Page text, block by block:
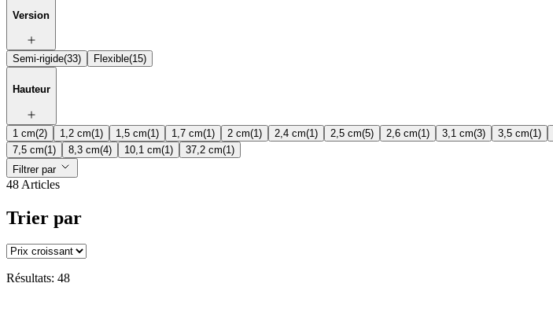
Version
Semi-rigide(33) Flexible(15)
Hauteur
1 cm(2) 1,2 cm(1) 1,5 cm(1) 1,7 cm(1) 2 cm(1) 2,4 cm(1) 2,5 cm(5) 2,6 cm(1) 3,1 cm(3) 3,5 cm(1)
7,5 cm(1) 8,3 cm(4) 10,1 cm(1) 37,2 cm(1)
Filtrer par
48 Articles
Trier par
Résultats: 48